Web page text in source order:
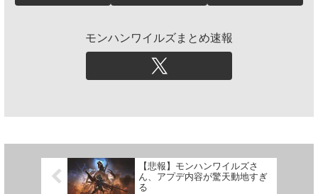
モンハンワイルズまとめ速報
【悲報】モンハンワイルズさ
ん、アプデ内容が驚天動地すぎ
る